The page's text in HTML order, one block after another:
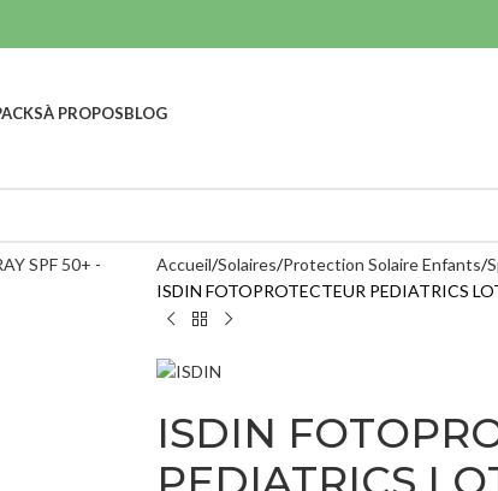
À PROPOSBLOG
Accueil Solaires Protection Solaire Enfants
ISDIN FOTOPROTECTEUR PEDIATRICS
ISDIN